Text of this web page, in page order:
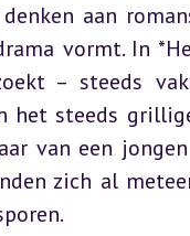
aan
vormt. In
– steeds
het steeds
van een
zich al